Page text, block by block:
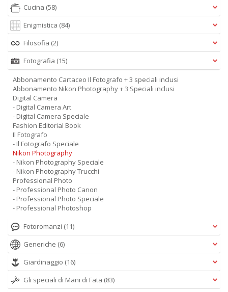
Cucina (58)
Enigmistica (84)
Filosofia (2)
Fotografia (15)
Abbonamento Cartaceo Il Fotografo + 3 speciali inclusi
Abbonamento Nikon Photography + 3 Speciali inclusi
Digital Camera
- Digital Camera Art
- Digital Camera Speciale
Fashion Editorial Book
Il Fotografo
- Il Fotografo Speciale
Nikon Photography
- Nikon Photography Speciale
- Nikon Photography Trucchi
Professional Photo
- Professional Photo Canon
- Professional Photo Speciale
- Professional Photoshop
Fotoromanzi (11)
Generiche (6)
Giardinaggio (16)
Gli speciali di Mani di Fata (83)